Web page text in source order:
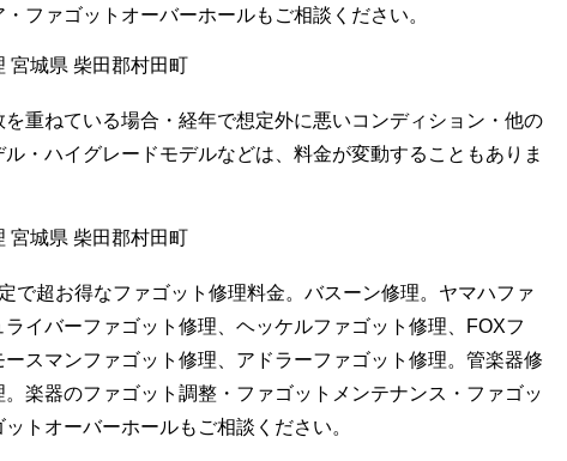
ファゴットオーバーホールもご相談ください。
重ねている場合・経年で想定外に悪いコンディション・他の
ル・ハイグレードモデルなどは、料金が変動することもありま
で超お得なファゴット修理料金。バスーン修理。ヤマハファ
ライバーファゴット修理、ヘッケルファゴット修理、FOXフ
ースマンファゴット修理、アドラーファゴット修理。管楽器修
楽器のファゴット調整・ファゴットメンテナンス・ファゴッ
ットオーバーホールもご相談ください。